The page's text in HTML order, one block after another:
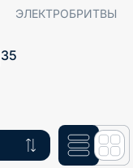
ЭЛЕКТРОБРИТВЫ
35